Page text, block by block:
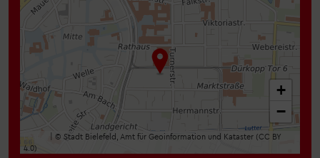
+
−
| © Stadt Bielefeld, Amt für Geoinformation und Kataster (CC BY
4.0)